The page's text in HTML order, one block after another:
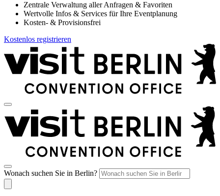
Zentrale Verwaltung aller Anfragen & Favoriten
Wertvolle Infos & Services für Ihre Eventplanung
Kosten- & Provisionsfrei
Kostenlos registrieren
Wonach suchen Sie in Berlin?